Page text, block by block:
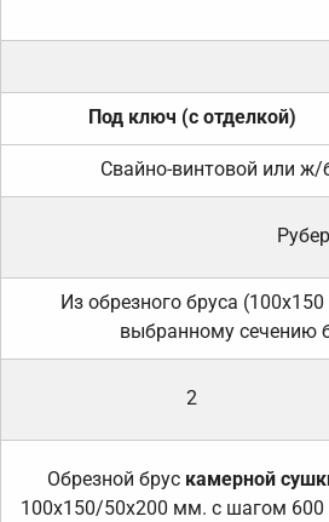
Под ключ (с отделкой)
Свайно-винтовой или ж/
Из обрезного бруса
выбранному сечению
2
Обрезной брус камерной
100х150/50х200 мм. с шагом